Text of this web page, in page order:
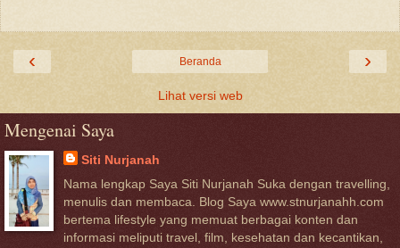
‹ ›
Beranda
Lihat versi web
Mengenai Saya
Siti Nurjanah
Nama lengkap Saya Siti Nurjanah Suka dengan travelling,
menulis dan membaca. Blog Saya www.stnurjanahh.com
bertema lifestyle yang memuat berbagai konten dan
informasi meliputi travel, film, kesehatan dan kecantikan,